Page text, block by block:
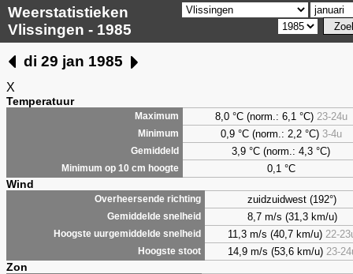
Weerstatistieken
Vlissingen - 1985
di 29 jan 1985
X
Temperatuur
Maximum 8,0 °C (norm.: 6,1 °C) 23-24u
Minimum 0,9 °C (norm.: 2,2 °C) 3-4u
Gemiddeld 3,9 °C (norm.: 4,3 °C)
Minimum op 10 cm hoogte 0,1 °C
Wind
Overheersende richting zuidzuidwest (192°)
Gemiddelde snelheid 8,7 m/s (31,3 km/u)
Hoogste uurgemiddelde snelheid 11,3 m/s (40,7 km/u) 22-
Hoogste stoot 14,9 m/s (53,6 km/u) 23-
Zon